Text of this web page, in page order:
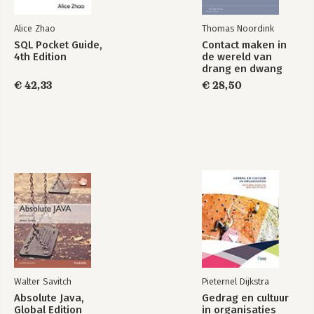
5. Mijn effectiviteit – HET & IK 77
Ideale situatie 78
Reflectie: urgent versus belangrijk 79
Werken met focus en flow 81
Activiteit: effectief door perspectief en controle 82
Ideale situatie 89
Reflectie: navelstaren versus doorbuffelen 90
Hoe kan ik soepel navigeren in persoonlijke
veranderprocessen? 90
Mijn persoonsaspecten in kaart brengen 93
Activiteit: zelfcompassie bij moeilijk veranderbaar gedrag 96
Activiteit: kwaliteit cultiveren 102
Activiteit: vragenlijst ‘mijn ideale werk’ 105
Samenvatting 107
Alice Zhao
SQL Pocket Guide,
4th Edition
€ 42,33
Thomas Noordink
Contact maken in
de wereld van
drang en dwang
€ 28,50
Walter Savitch
Absolute Java,
Global Edition
Pieternel Dijkstra
Gedrag en cultuur
in organisaties